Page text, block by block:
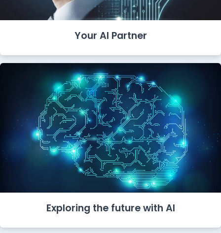
Your AI Partner
Exploring the future with AI